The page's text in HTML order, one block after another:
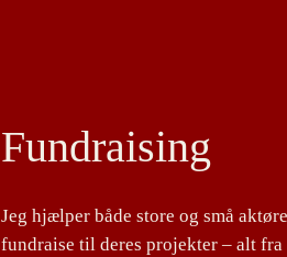
Fundraising
Jeg hjælper både store og små
fundraise til deres projekter – alt fra